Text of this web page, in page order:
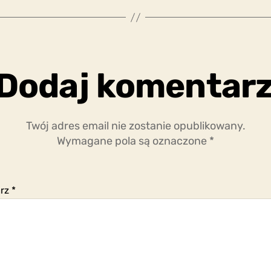
Twój adres email nie zostanie opublikowany.
Wymagane pola są oznaczone *
*